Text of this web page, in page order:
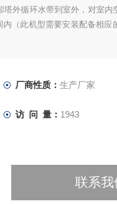
外循环水带到室外，对室内
（此机型需要安装配备相应
厂商性质： 生产厂家
访 问 量： 1943
联系我